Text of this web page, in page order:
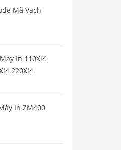
Mã Vạch
In 110Xi4
220Xi4
In ZM400